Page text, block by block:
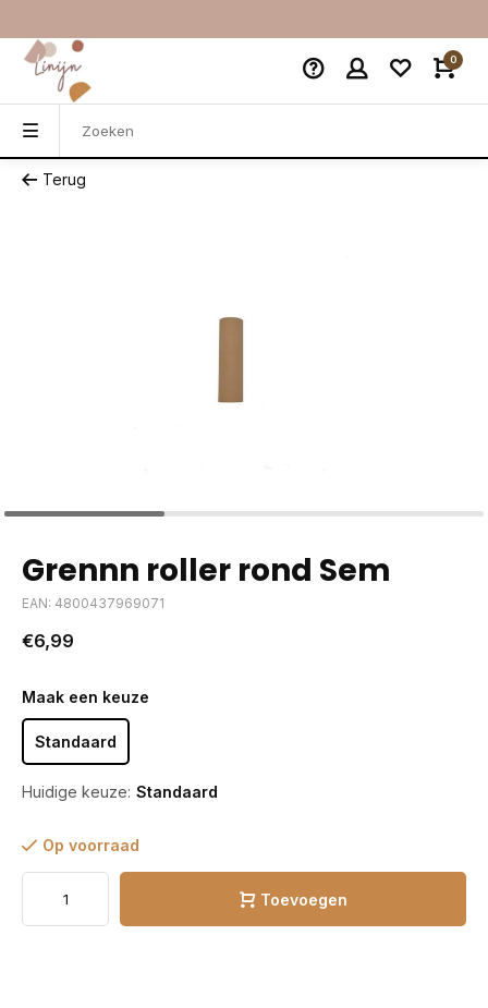
0
Terug
Grennn roller rond Sem
EAN: 4800437969071
€6,99
Maak een keuze
Standaard
Huidige keuze: Standaard
Op voorraad
Toevoegen